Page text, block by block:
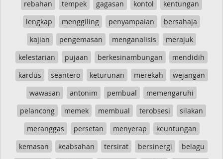
rebahan tempek gagasan kontol
kentungan
lengkap
menggiling penyampaian
bersahaja
kajian
pengemasan menganalisis
merajuk
kelestarian
pujaan berkesinambungan
mendidih
kardus
seantero keturunan merekah
wejangan
wawasan
antonim pembual
memengaruhi
pelancong
memek membual terobsesi
silakan
meranggas
persetan menyerap
keuntungan
kemasan
keabsahan tersirat bersinergi
belagu